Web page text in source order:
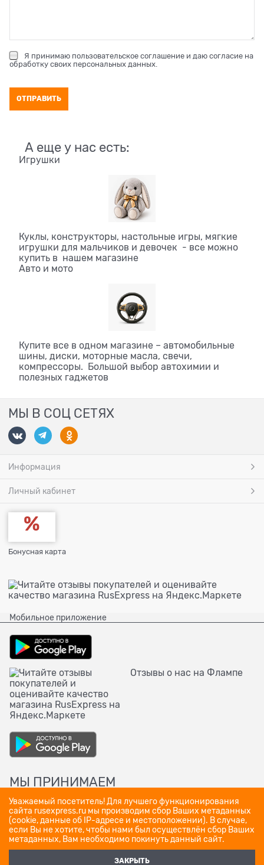
Я принимаю пользовательское соглашение и даю согласие на
обработку своих персональных данных
А еще у нас есть:
Игрушки
Куклы, конструкторы, настольные игры, мягкие
игрушки для мальчиков и девочек - все можно
купить в нашем магазине
Авто и мото
Купите все в одном магазине – автомобильные
шины, диски, моторные масла, свечи,
компрессоры. Большой выбор автохимии и
полезных гаджетов
МЫ В СОЦ СЕТЯХ
Информация
Личный кабинет
Бонусная карта
Мобильное приложение
Отзывы о нас на Флампе
МЫ ПРИНИМАЕМ
Уважаемый посетитель! Для лучшего функционирования
сайта rusexpress.ru мы производим сбор Ваших метаданных
(cookie, данные об IP-адресе и местоположении). В случае,
если Вы не хотите, чтобы нами был осуществлён сбор Ваших
метаданных, Вам необходимо покинуть данный сайт.
ЗАКРЫТЬ